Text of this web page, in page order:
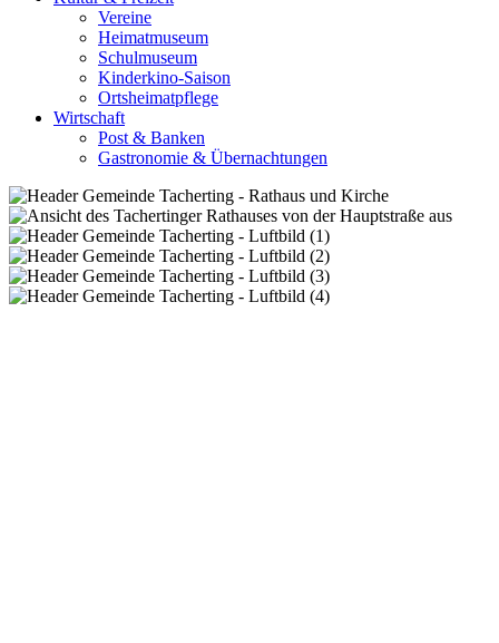
Vereine
Heimatmuseum
Schulmuseum
Kinderkino-Saison
Ortsheimatpflege
Wirtschaft
Post & Banken
Gastronomie & Übernachtungen